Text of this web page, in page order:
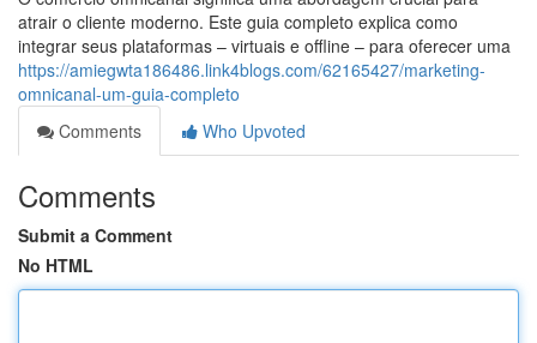
atrair o cliente moderno. Este guia completo explica como
integrar seus plataformas – virtuais e offline – para oferecer uma
https://amiegwta186486.link4blogs.com/62165427/marketing-
omnicanal-um-guia-completo
Comments
Who Upvoted
Comments
Submit a Comment
No HTML